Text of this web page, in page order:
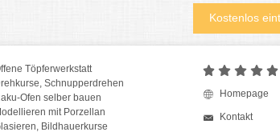
des Materials bis hin zum Brennen und
Städte Deutschlands entdecken möchten.
Kostenlos
Töpferwerkstatt
Schnupperdrehen
Ofen selber bauen
mit Porzellan
Bildhauerkurse
Homepage
Kontakt